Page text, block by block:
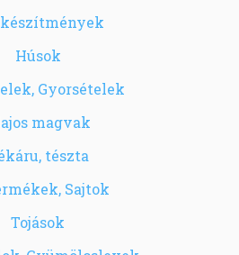
Húsok
Gyorsételek
magvak
tészta
Sajtok
Tojások